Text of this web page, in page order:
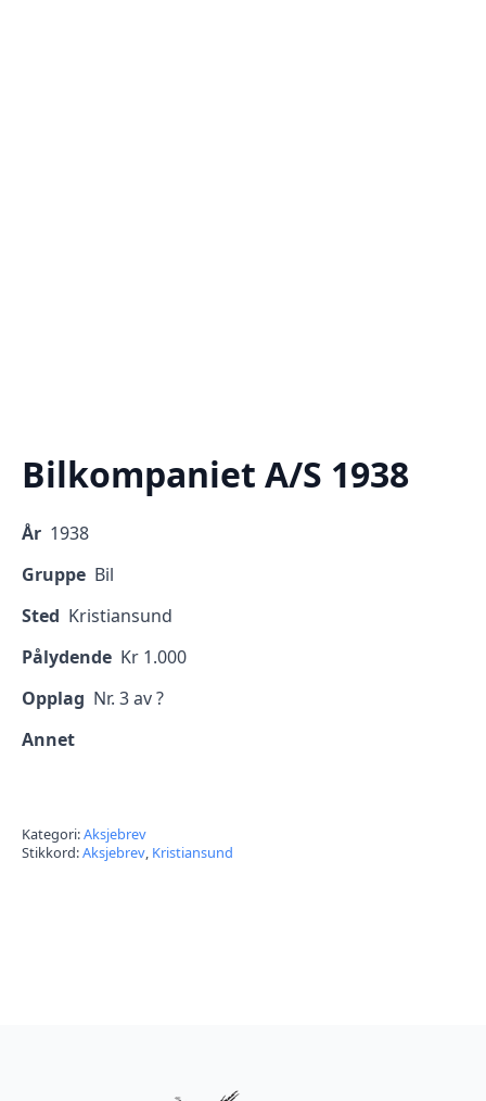
Bilkompaniet A/S 1938
År 1938
Gruppe Bil
Sted Kristiansund
Pålydende Kr 1.000
Opplag Nr. 3 av ?
Annet
Kategori:Aksjebrev
Stikkord:Aksjebrev, Kristiansund